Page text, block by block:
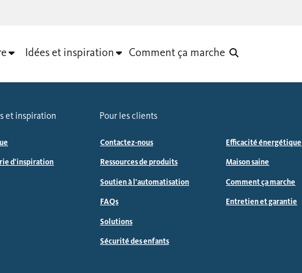
Idées et inspiration Comment ça marche
et inspiration
d'inspiration
Pour les clients
Contactez-nous
Ressources de produits
Soutien à l'automatisation
FAQs
Solutions
Sécurité des enfants
Efficacité énergétique
Maison saine
Comment ça marche
Entretien et garantie